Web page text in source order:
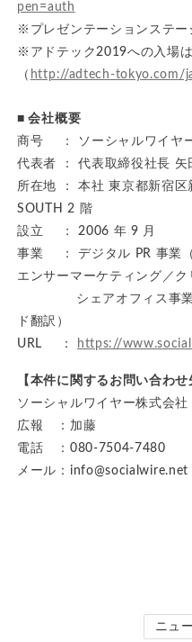
pen=auth
※プレゼンテーションステー
※アドテック2019への入場
（ http://adtech-tokyo.com/
■ 会社概要
商号 ： ソーシャルワイヤ
代表者 ： 代表取締役社長 矢
所在地 ： 本社 東京都新宿
SOUTH 2 階
設立 ： 2006 年 9 月
事業 ： デジタル PR 事業
エンサーマーケティング／ク
シェアオフィス事業（
ド翻訳）
URL ：
https://
【本件に関するお問い合わせ
ソーシャルワイヤー株式会社
広報 ：加藤
電話 ：080-7504-7480
メール：info@socialwire.net
ニュ